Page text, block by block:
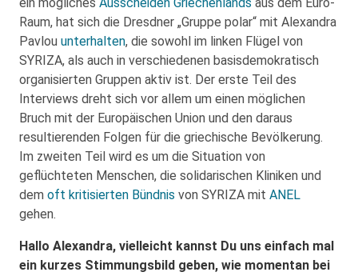
ein mögliches Ausscheiden Griechenlands aus dem Euro-
Raum, hat sich die Dresdner „Gruppe polar“ mit Alexandra
Pavlou unterhalten, die sowohl im linken Flügel von
SYRIZA, als auch in verschiedenen basisdemokratisch
organisierten Gruppen aktiv ist. Der erste Teil des
Interviews dreht sich vor allem um einen möglichen
Bruch mit der Europäischen Union und den daraus
resultierenden Folgen für die griechische Bevölkerung.
Im zweiten Teil wird es um die Situation von
geflüchteten Menschen, die solidarischen Kliniken und
dem oft kritisierten Bündnis von SYRIZA mit ANEL
gehen.
Hallo Alexandra, vielleicht kannst Du uns einfach mal
ein kurzes Stimmungsbild geben, wie momentan bei